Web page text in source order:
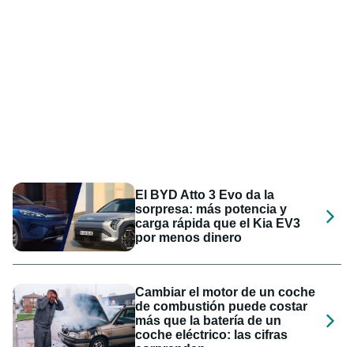
El BYD Atto 3 Evo da la
sorpresa: más potencia y
carga rápida que el Kia EV3
por menos dinero
Cambiar el motor de un coche
de combustión puede costar
más que la batería de un
coche eléctrico: las cifras